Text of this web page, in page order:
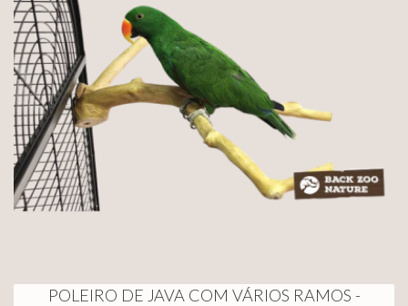
POLEIRO DE JAVA COM VÁRIOS RAMOS -